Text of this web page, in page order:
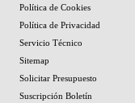
Política de Cookies
Política de Privacidad
Servicio Técnico
Sitemap
Solicitar Presupuesto
Suscripción Boletín